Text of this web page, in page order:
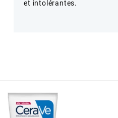
et intolérantes.